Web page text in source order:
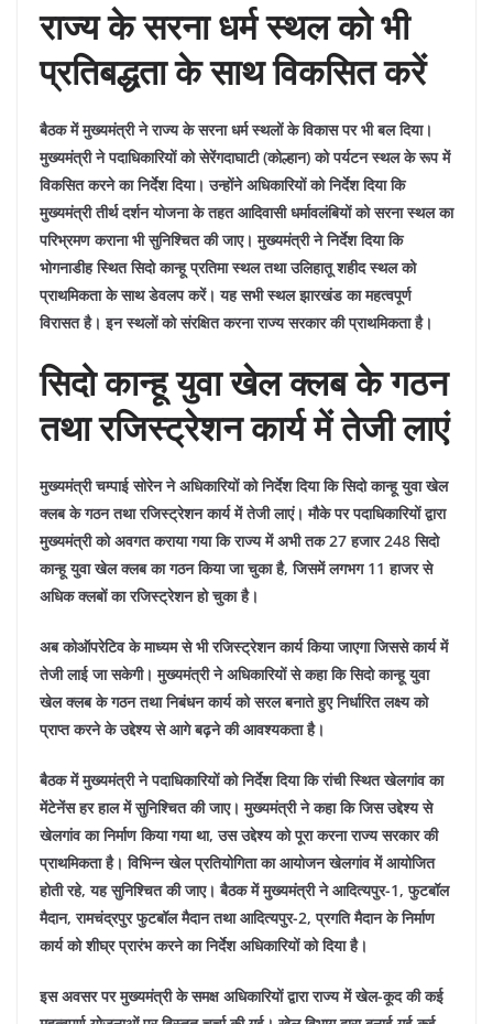
राज्य के सरना धर्म स्थल को भी
प्रतिबद्धता के साथ विकसित करें
बैठक में मुख्यमंत्री ने राज्य के सरना धर्म स्थलों के विकास पर भी बल दिया।
मुख्यमंत्री ने पदाधिकारियों को सेरेंगदाघाटी (कोल्हान) को पर्यटन स्थल के रूप में
विकसित करने का निर्देश दिया। उन्होंने अधिकारियों को निर्देश दिया कि
मुख्यमंत्री तीर्थ दर्शन योजना के तहत आदिवासी धर्मावलंबियों को सरना स्थल का
परिभ्रमण कराना भी सुनिश्चित की जाए। मुख्यमंत्री ने निर्देश दिया कि
भोगनाडीह स्थित सिदो कान्हू प्रतिमा स्थल तथा उलिहातू शहीद स्थल को
प्राथमिकता के साथ डेवलप करें। यह सभी स्थल झारखंड का महत्वपूर्ण
विरासत है। इन स्थलों को संरक्षित करना राज्य सरकार की प्राथमिकता है।
सिदो कान्हू युवा खेल क्लब के गठन
तथा रजिस्ट्रेशन कार्य में तेजी लाएं
मुख्यमंत्री चम्पाई सोरेन ने अधिकारियों को निर्देश दिया कि सिदो कान्हू युवा खेल
क्लब के गठन तथा रजिस्ट्रेशन कार्य में तेजी लाएं। मौके पर पदाधिकारियों द्वारा
मुख्यमंत्री को अवगत कराया गया कि राज्य में अभी तक 27 हजार 248 सिदो
कान्हू युवा खेल क्लब का गठन किया जा चुका है, जिसमें लगभग 11 हाजर से
अधिक क्लबों का रजिस्ट्रेशन हो चुका है।
अब कोऑपरेटिव के माध्यम से भी रजिस्ट्रेशन कार्य किया जाएगा जिससे कार्य में
तेजी लाई जा सकेगी। मुख्यमंत्री ने अधिकारियों से कहा कि सिदो कान्हू युवा
खेल क्लब के गठन तथा निबंधन कार्य को सरल बनाते हुए निर्धारित लक्ष्य को
प्राप्त करने के उद्देश्य से आगे बढ़ने की आवश्यकता है।
बैठक में मुख्यमंत्री ने पदाधिकारियों को निर्देश दिया कि रांची स्थित खेलगांव का
मेंटेनेंस हर हाल में सुनिश्चित की जाए। मुख्यमंत्री ने कहा कि जिस उद्देश्य से
खेलगांव का निर्माण किया गया था, उस उद्देश्य को पूरा करना राज्य सरकार की
प्राथमिकता है। विभिन्न खेल प्रतियोगिता का आयोजन खेलगांव में आयोजित
होती रहे, यह सुनिश्चित की जाए। बैठक में मुख्यमंत्री ने आदित्यपुर-1, फुटबॉल
मैदान, रामचंद्रपुर फुटबॉल मैदान तथा आदित्यपुर-2, प्रगति मैदान के निर्माण
कार्य को शीघ्र प्रारंभ करने का निर्देश अधिकारियों को दिया है।
इस अवसर पर मुख्यमंत्री के समक्ष अधिकारियों द्वारा राज्य में खेल-कूद की कई